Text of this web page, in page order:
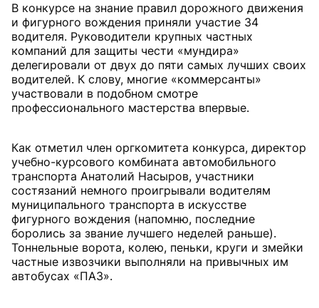
В конкурсе на знание правил дорожного движения
и фигурного вождения приняли участие 34
водителя. Руководители крупных частных
компаний для защиты чести «мундира»
делегировали от двух до пяти самых лучших своих
водителей. К слову, многие «коммерсанты»
участвовали в подобном смотре
профессионального мастерства впервые.
Как отметил член оргкомитета конкурса, директор
учебно-курсового комбината автомобильного
транспорта Анатолий Насыров, участники
состязаний немного проигрывали водителям
муниципального транспорта в искусстве
фигурного вождения (напомню, последние
боролись за звание лучшего неделей раньше).
Тоннельные ворота, колею, пеньки, круги и змейки
частные извозчики выполняли на привычных им
автобусах «ПАЗ».